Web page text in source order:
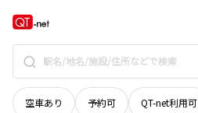
空車あり 予約可 QT-net利用可
愛媛県